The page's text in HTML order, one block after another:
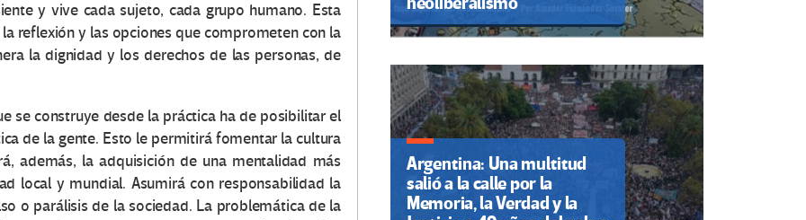
y vive cada sujeto, cada grupo humano. Esta
reflexión y las opciones que comprometen con la
la dignidad y los derechos de las personas, de
se construye desde la práctica ha de posibilitar el
de la gente. Esto le permitirá fomentar la cultura
además, la adquisición de una mentalidad más
local y mundial. Asumirá con responsabilidad la
o parálisis de la sociedad. La problemática de la
Argentina: Una multitud
salió a la calle por la
Memoria, la Verdad y la